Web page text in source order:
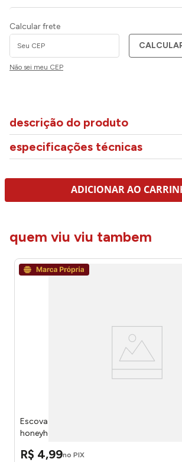
Calcular frete
Não sei meu CEP
descrição do produto
especificações técnicas
ADICIONAR AO
quem viu viu tambem
Escova de Limpeza Moderna Plástico
honeyhome
R$ 4,99no PIX